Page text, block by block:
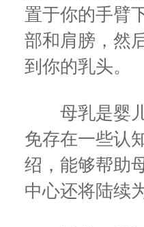
置于你的手臂
部和肩膀，然
到你的乳头。
母乳是婴儿
免存在一些认
绍，能够帮助
中心还将陆续